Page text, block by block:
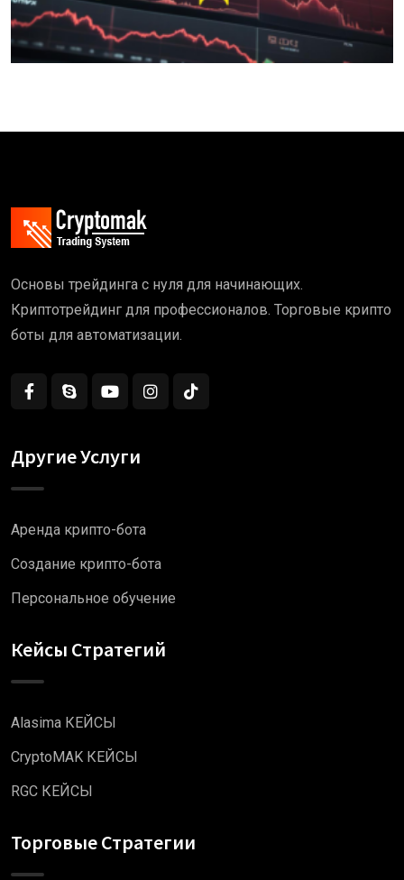
Основы трейдинга с нуля для начинающих.
Криптотрейдинг для профессионалов. Торговые крипто
боты для автоматизации.
Другие Услуги
Аренда крипто-бота
Создание крипто-бота
Персональное обучение
Кейсы Стратегий
Alasima КЕЙСЫ
CryptoMAK КЕЙСЫ
RGC КЕЙСЫ
Торговые Стратегии